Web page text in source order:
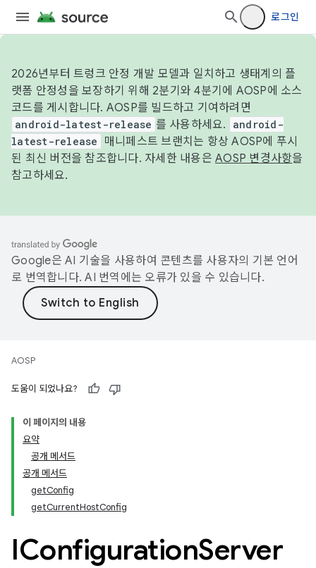
로그인
2026년부터 트렁크 안정 개발 모델과 일치하고 생태계의 플
랫폼 안정성을 보장하기 위해 2분기와 4분기에 AOSP에 소스
코드를 게시합니다. AOSP를 빌드하고 기여하려면
android-latest-release 를 사용하세요.
android-
latest-release
매니페스트 브랜치는 항상 AOSP에 푸시
된 최신 버전을 참조합니다. 자세한 내용은 AOSP 변경사항을
참고하세요.
Google은 AI 기술을 사용하여 콘텐츠를 사용자의 기본 언어
로 번역합니다. AI 번역에는 오류가 있을 수 있습니다.
AOSP
도움이 되었나요?
이 페이지의 내용
요약
공개 메서드
공개 메서드
getConfig
getCurrentHostConfig
IConfigurationServer